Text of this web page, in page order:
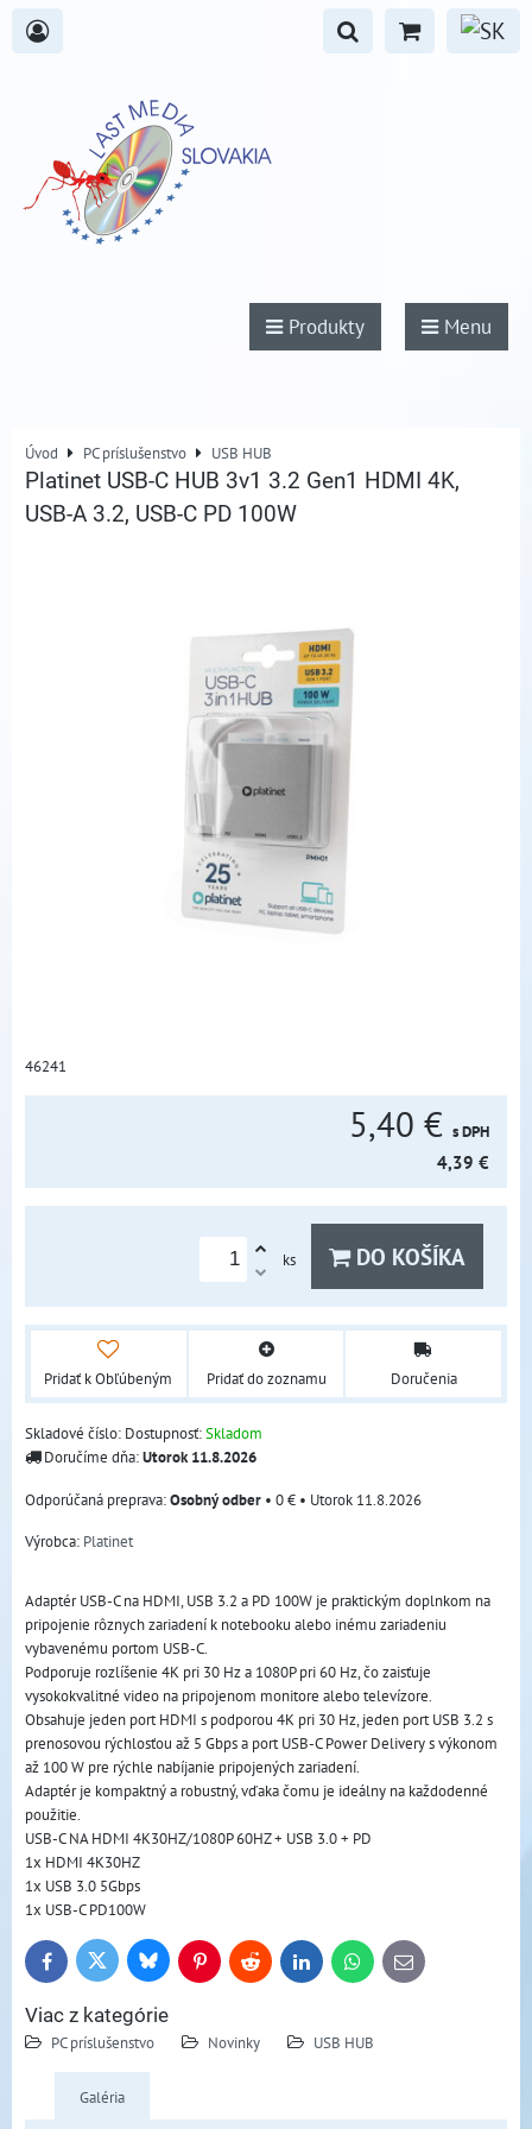
Produkty Menu
Úvod PC príslušenstvo USB HUB
Platinet USB-C HUB 3v1 3.2 Gen1 HDMI 4K,
USB-A 3.2, USB-C PD 100W
46241
5,40 € s DPH
4,39 €
ks DO KOŠÍKA
Pridať k Obľúbeným Pridať do zoznamu Doručenia
Skladové číslo: Dostupnosť:Skladom
Doručíme dňa:Utorok11.8.2026
Osobný odber • 0 € • Utorok 11.8.2026
Výrobca: Platinet
Adaptér USB-C na HDMI, USB 3.2 a PD 100W je praktickým doplnkom na
pripojenie rôznych zariadení k notebooku alebo inému zariadeniu
vybavenému portom USB-C.
Podporuje rozlíšenie 4K pri 30 Hz a 1080P pri 60 Hz, čo zaisťuje
vysokokvalitné video na pripojenom monitore alebo televízore.
Obsahuje jeden port HDMI s podporou 4K pri 30 Hz, jeden port USB 3.2 s
prenosovou rýchlosťou až 5 Gbps a port USB-C Power Delivery s výkonom
až 100 W pre rýchle nabíjanie pripojených zariadení.
Adaptér je kompaktný a robustný, vďaka čomu je ideálny na každodenné
použitie.
USB-C NA HDMI 4K30HZ/1080P 60HZ + USB 3.0 + PD
1x HDMI 4K30HZ
1x USB 3.0 5Gbps
1x USB-C PD100W
FacebookTwitter BlueskyPinterestReddit LinkedInWhatsApp
E-
mail
Viac z kategórie
PC príslušenstvo Novinky USB HUB
Galéria